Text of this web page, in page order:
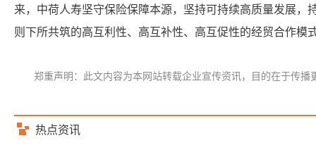
来，中荷人寿坚守保险保障本源，坚持可持续高质量发展
则下所共筑的高互利性、高互补性、高互促性的经贸合作
郑重声明：此文内容为本网站转载企业宣传资讯，目的在于传
热点资讯